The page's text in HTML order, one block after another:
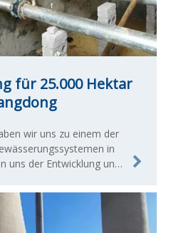
für 25.000 Hektar
wir uns zu einem der
in
uns der Entwicklung und
verschrieben.